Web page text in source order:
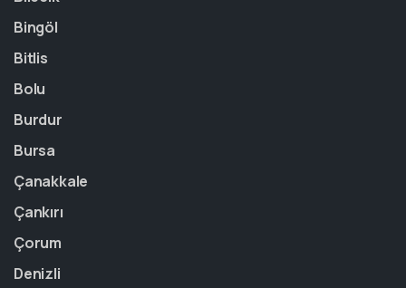
Bingöl
Bitlis
Bolu
Burdur
Bursa
Çanakkale
Çankırı
Çorum
Denizli